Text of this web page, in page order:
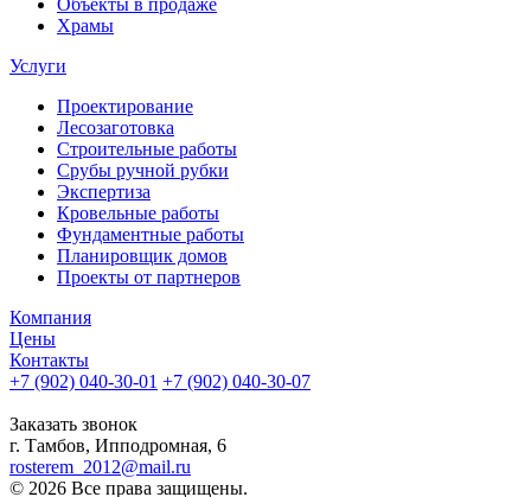
Храмы
Услуги
Проектирование
Лесозаготовка
Строительные работы
Срубы ручной рубки
Экспертиза
Кровельные работы
Фундаментные работы
Планировщик домов
Проекты от партнеров
Компания
Цены
Контакты
+7 (902) 040-30-01 +7 (902) 040-30-07
Заказать звонок
г. Тамбов, Ипподромная, 6
rosterem_2012@mail.ru
© 2026 Все права защищены.